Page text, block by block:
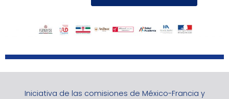
Iniciativa de las comisiones de México-Francia y